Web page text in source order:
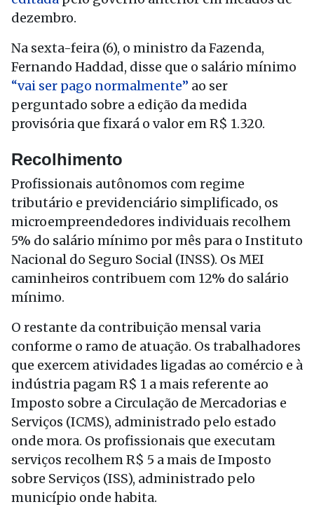
dezembro.
Na sexta-feira (6), o ministro da Fazenda,
Fernando Haddad, disse que o salário mínimo
“vai ser pago normalmente” ao ser
perguntado sobre a edição da medida
provisória que fixará o valor em R$ 1.320.
Recolhimento
Profissionais autônomos com regime
tributário e previdenciário simplificado, os
microempreendedores individuais recolhem
5% do salário mínimo por mês para o Instituto
Nacional do Seguro Social (INSS). Os MEI
caminheiros contribuem com 12% do salário
mínimo.
O restante da contribuição mensal varia
conforme o ramo de atuação. Os trabalhadores
que exercem atividades ligadas ao comércio e à
indústria pagam R$ 1 a mais referente ao
Imposto sobre a Circulação de Mercadorias e
Serviços (ICMS), administrado pelo estado
onde mora. Os profissionais que executam
serviços recolhem R$ 5 a mais de Imposto
sobre Serviços (ISS), administrado pelo
município onde habita.